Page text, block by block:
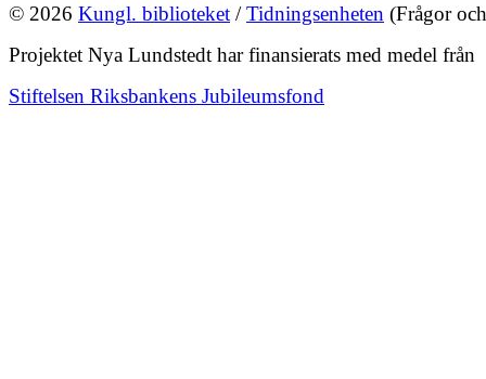
© 2026 Kungl. biblioteket /Tidningsenheten (Frågor
Projektet Nya Lundstedt har finansierats med medel från
Stiftelsen Riksbankens Jubileumsfond